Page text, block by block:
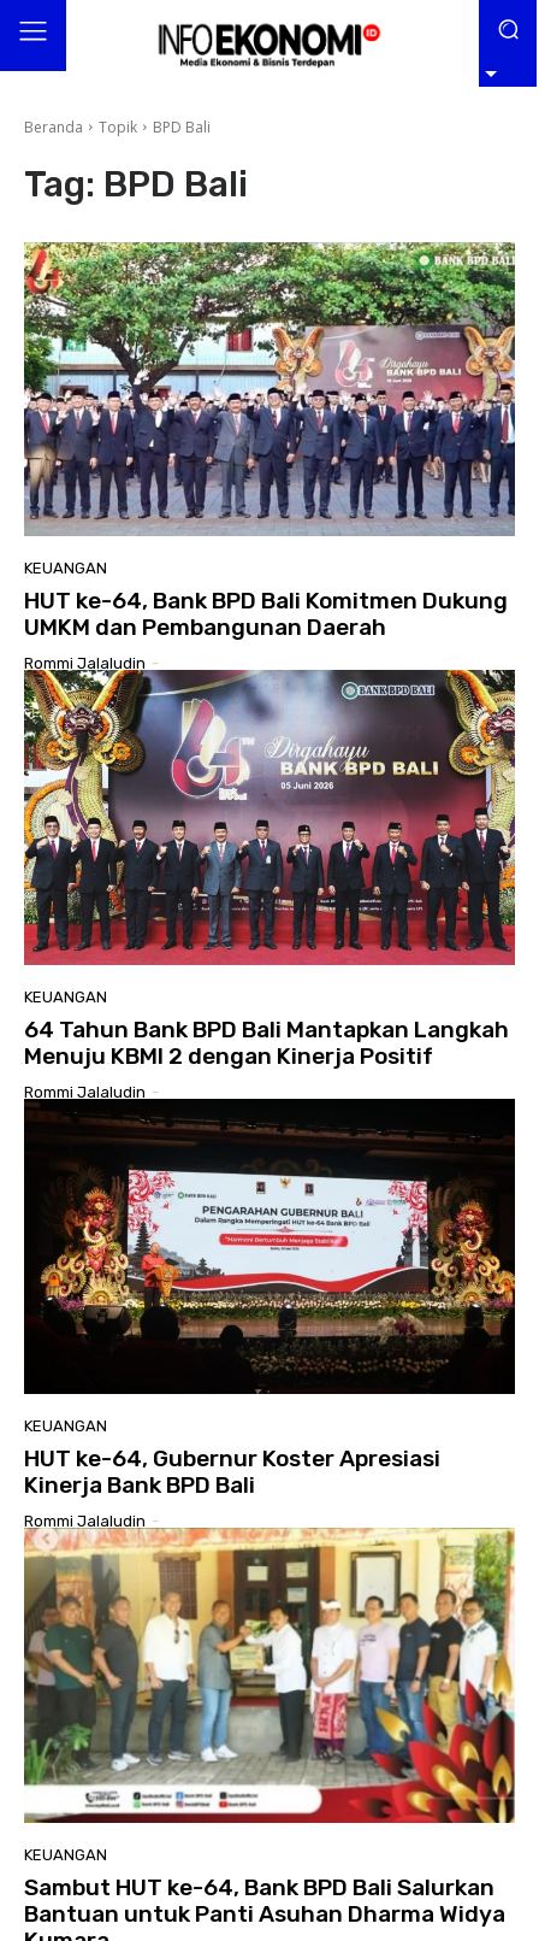
Beranda Topik BPD Bali
Tag: BPD Bali
KEUANGAN
HUT ke-64, Bank BPD Bali Komitmen Dukung
UMKM dan Pembangunan Daerah
Rommi Jalaludin -
KEUANGAN
64 Tahun Bank BPD Bali Mantapkan Langkah
Menuju KBMI 2 dengan Kinerja Positif
Rommi Jalaludin -
KEUANGAN
HUT ke-64, Gubernur Koster Apresiasi
Kinerja Bank BPD Bali
Rommi Jalaludin -
KEUANGAN
Sambut HUT ke-64, Bank BPD Bali Salurkan
Bantuan untuk Panti Asuhan Dharma Widya